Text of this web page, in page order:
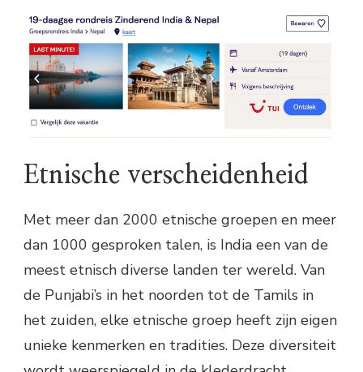
Etnische verscheidenheid
Met meer dan 2000 etnische groepen en meer
dan 1000 gesproken talen, is India een van de
meest etnisch diverse landen ter wereld. Van
de Punjabi’s in het noorden tot de Tamils in
het zuiden, elke etnische groep heeft zijn eigen
unieke kenmerken en tradities. Deze diversiteit